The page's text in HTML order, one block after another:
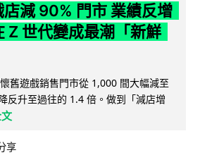
店減 90% 門市 業績反增
Z 世代變成最潮「新鮮
舊遊戲銷售門市從 1,000 間大幅減至
反升至過往的 1.4 倍。做到「減店增
享